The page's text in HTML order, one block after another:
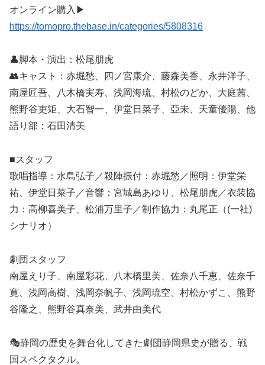
オンライン購入▶
https://tomopro.thebase.in/categories/5808316
👤脚本・演出：松尾朋虎
👥キャスト：赤堀愁、四ノ宮康介、藤森美香、永井洋子、
南屋匠吾、八木橋実寿、浅岡海琉、村松のどか、大庭茜、
熊野谷吏矩、大石智一、伊堂日菜子、亞未、天童優陽、他
語り部：石田清美
■スタッフ
歌唱指導：水島弘子／殺陣振付：赤堀愁／照明：伊堂栄
祐、伊堂日菜子／音響：宮城島あゆり、松尾朋虎／衣装協
力：高柳喜美子、松浦万里子／制作協力：丸尾正（(一社)
シナリオ）
劇団スタッフ
南屋えり子、南屋彩花、八木橋里美、佐奈八千恵、佐奈千
寛、浅岡高樹、浅岡奈帆子、浅岡琉空、村松かずこ、熊野
谷隆之、熊野谷真奈美、武井由美代
🎭静岡の歴史を舞台化してきた劇団静岡県史が贈る、戦
国スペクタクル。